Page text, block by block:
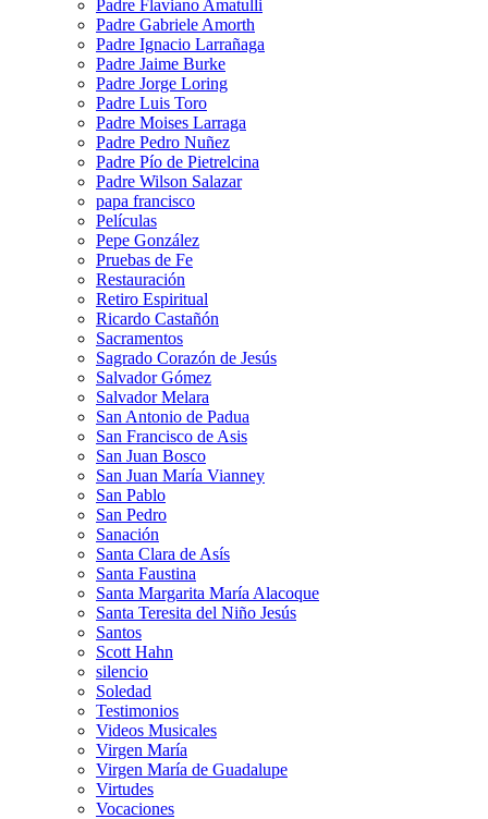
Padre Flaviano Amatulli
Padre Gabriele Amorth
Padre Ignacio Larrañaga
Padre Jaime Burke
Padre Jorge Loring
Padre Luis Toro
Padre Moises Larraga
Padre Pedro Nuñez
Padre Pío de Pietrelcina
Padre Wilson Salazar
papa francisco
Películas
Pepe González
Pruebas de Fe
Restauración
Retiro Espiritual
Ricardo Castañón
Sacramentos
Sagrado Corazón de Jesús
Salvador Gómez
Salvador Melara
San Antonio de Padua
San Francisco de Asis
San Juan Bosco
San Juan María Vianney
San Pablo
San Pedro
Sanación
Santa Clara de Asís
Santa Faustina
Santa Margarita María Alacoque
Santa Teresita del Niño Jesús
Santos
Scott Hahn
silencio
Soledad
Testimonios
Videos Musicales
Virgen María
Virgen María de Guadalupe
Virtudes
Vocaciones